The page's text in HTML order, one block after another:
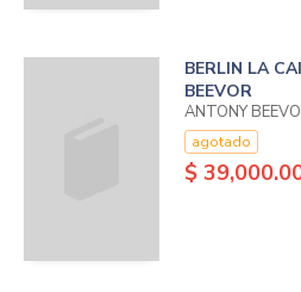
BERLIN LA
BEEVOR
ANTONY
agotado
$